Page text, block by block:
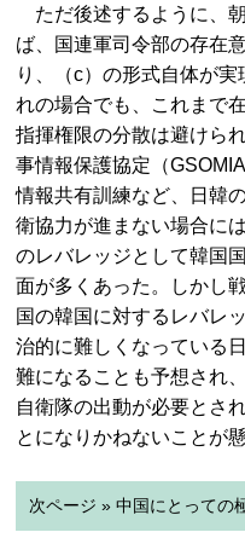
ただ後述するように、
ば、国連軍司令部の存在
り、（c）の形式自体が
れの場合でも、これまで
指揮権限の分散は避けら
事情報保護協定（
情報共有訓練など、日韓
衛協力が進まない場合に
のレバレッジとして韓国
面が多くあった。しかし
国の韓国に対するレバレ
治的に難しくなっている
難になることも予想され
自衛隊の出動が必要とさ
とになりかねないことが
次ページ » 中国にとっての